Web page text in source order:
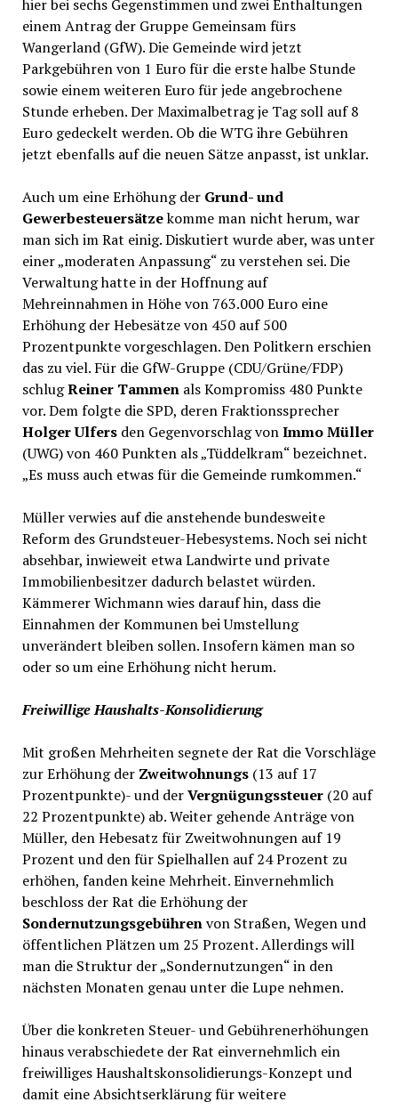
hier bei sechs Gegenstimmen und zwei Enthaltungen
einem Antrag der Gruppe Gemeinsam fürs
Wangerland (GfW). Die Gemeinde wird jetzt
Parkgebühren von 1 Euro für die erste halbe Stunde
sowie einem weiteren Euro für jede angebrochene
Stunde erheben. Der Maximalbetrag je Tag soll auf 8
Euro gedeckelt werden. Ob die WTG ihre Gebühren
jetzt ebenfalls auf die neuen Sätze anpasst, ist unklar.
Auch um eine Erhöhung derGrund- und
Gewerbesteuersätzekomme man nicht herum, war
man sich im Rat einig. Diskutiert wurde aber, was unter
einer „moderaten Anpassung“ zu verstehen sei. Die
Verwaltung hatte in der Hoffnung auf
Mehreinnahmen in Höhe von 763.000 Euro eine
Erhöhung der Hebesätze von 450 auf 500
Prozentpunkte vorgeschlagen. Den Politkern erschien
das zu viel. Für die GfW-Gruppe (CDU/Grüne/FDP)
schlugReiner Tammen als Kompromiss 480 Punkte
vor. Dem folgte die SPD, deren Fraktionssprecher
Holger Ulfers den Gegenvorschlag vonImmo Müller
(UWG) von 460 Punkten als „Tüddelkram“ bezeichnet.
„Es muss auch etwas für die Gemeinde rumkommen.“
Müller verwies auf die anstehende bundesweite
Reform des Grundsteuer-Hebesystems. Noch sei nicht
absehbar, inwieweit etwa Landwirte und private
Immobilienbesitzer dadurch belastet würden.
Kämmerer Wichmann wies darauf hin, dass die
Einnahmen der Kommunen bei Umstellung
unverändert bleiben sollen. Insofern kämen man so
oder so um eine Erhöhung nicht herum.
Freiwillige Haushalts-Konsolidierung
Mit großen Mehrheiten segnete der Rat die Vorschläge
zur Erhöhung derZweitwohnungs (13 auf 17
Prozentpunkte)- und derVergnügungssteuer(20 auf
22 Prozentpunkte) ab. Weiter gehende Anträge von
Müller, den Hebesatz für Zweitwohnungen auf 19
Prozent und den für Spielhallen auf 24 Prozent zu
erhöhen, fanden keine Mehrheit. Einvernehmlich
beschloss der Rat die Erhöhung der
Sondernutzungsgebührenvon Straßen, Wegen und
öffentlichen Plätzen um 25 Prozent. Allerdings will
man die Struktur der „Sondernutzungen“ in den
nächsten Monaten genau unter die Lupe nehmen.
Über die konkreten Steuer- und Gebührenerhöhungen
hinaus verabschiedete der Rat einvernehmlich ein
freiwilliges Haushaltskonsolidierungs-Konzept und
damit eine Absichtserklärung für weitere